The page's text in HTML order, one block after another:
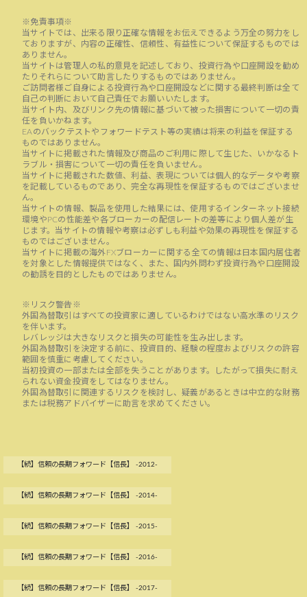
※免責事項※
当サイトでは、出来る限り正確な情報をお伝えできるよう万全の努力をし
ておりますが、内容の正確性、信頼性、有益性について保証するものでは
ありません。
当サイトは管理人の私的意見を記述しており、投資行為や口座開設を勧め
たりそれらについて助言したりするものではありません。
ご訪問者様ご自身による投資行為や口座開設などに関する最終判断は全て
自己の判断において自己責任でお願いいたします。
当サイト内、及びリンク先の情報に基づいて被った損害について一切の責
任を負いかねます。
EAのバックテストやフォワードテスト等の実績は将来の利益を保証する
ものではありません。
当サイトに掲載された情報及び商品のご利用に際して生じた、いかなるト
ラブル・損害について一切の責任を負いません。
当サイトに掲載された数値、利益、表現については個人的なデータや考察
を記載しているものであり、完全な再現性を保証するものではございませ
ん。
当サイトの情報、製品を使用した結果には、使用するインターネット接続
環境やPCの性能差や各ブローカーの配信レートの差等により個人差が生
じます。当サイトの情報や考察は必ずしも利益や効果の再現性を保証する
ものではございません。
当サイトに掲載の海外FXブローカーに関する全ての情報は日本国内居住者
を対象とした情報提供ではなく、また、国内外問わず投資行為や口座開設
の勧誘を目的としたものではありません。
※リスク警告※
外国為替取引はすべての投資家に適しているわけではない高水準のリスク
を伴います。
レバレッジは大きなリスクと損失の可能性を生み出します。
外国為替取引を決定する前に、投資目的、経験の程度およびリスクの許容
範囲を慎重に考慮してください。
当初投資の一部または全部を失うことがあります。したがって損失に耐え
られない資金投資をしてはなりません。
外国為替取引に関連するリスクを検討し、疑義があるときは中立的な財務
または税務アドバイザーに助言を求めてください。
【続】信頼の長期フォワード【信長】 -2012-
【続】信頼の長期フォワード【信長】 -2014-
【続】信頼の長期フォワード【信長】 -2015-
【続】信頼の長期フォワード【信長】 -2016-
【続】信頼の長期フォワード【信長】 -2017-